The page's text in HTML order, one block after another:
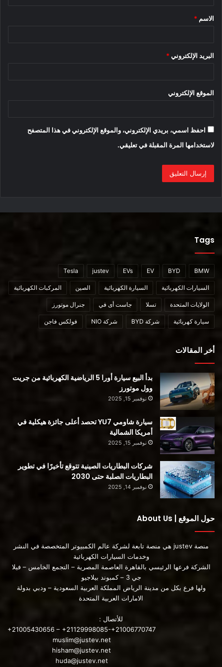
في ملعب Ford بالكامل.
Ford Mustang Mach.. سيارة كهربائية
بمواصفات غير تقليدية
المصدر
محتوى مدفوع
*
الاسم *
البريد الإلكتروني *
الموقع الإلكتروني
احفظ اسمي، بريدي الإلكتروني، والموقع الإلكتروني في هذا المتصفح
لاستخدامها المرة المقبلة في تعليقي.
Tags
BMW
BYD
EV
EVs
justev
Tesla
السيارات الكهربائية السيارة الكهربائية الصين المركبات الكهربائية
الولايات المتحدة تسلا جاست أى في جنرال موتورز
سيارة كهربائية شركة BYD شركة NIO فولكس فاجن
أخر المقالات
بدأ البيع سيارة أورا 5 الرياضية الكهربائية من جريت
وول موتورز
نوفمبر 15, 2025
سيارة شاومي YU7 تحصد أعلى جائزة هيكلية في
أمريكا الشمالية
نوفمبر 15, 2025
شركات البطاريات الصينية تتوقع تأخيرًا في تطوير
البطاريات الصلبة حتى 2030
نوفمبر 14, 2025
حول الموقع | About Us
منصة justev هي منصة تابعة لشركة عالم الكمبيوتر المتخصصة في النشر
وخدمات السيارات الكهربائية
الشركة فرعها الرئيسي بالقاهرة العاصمة المصرية – التجمع الخامس – فيلا
جي 3 – كمبوند بيلاجيو
ولها فرع بكل من مدينة الرياض المملكة العربية السعودية – ودبي بدولة
الامارات العربية المتحدة
للأتصال :
+21005430656 – +21129998085-+21006770747
muslim@justev.net
hisham@justev.net
huda@justev.net